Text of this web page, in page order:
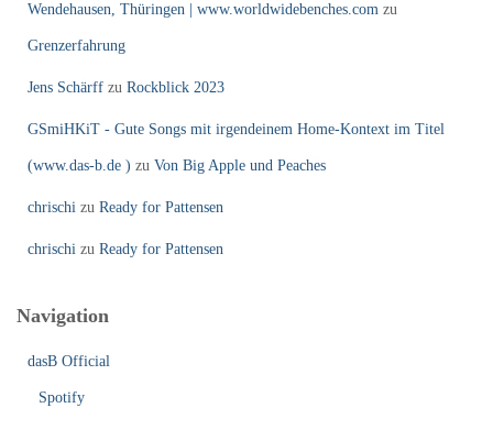
Wendehausen, Thüringen | www.worldwidebenches.com zu
Grenzerfahrung
Jens Schärff zu Rockblick 2023
GSmiHKiT - Gute Songs mit irgendeinem Home-Kontext im Titel
(www.das-b.de ) zu Von Big Apple und Peaches
chrischi zu Ready for Pattensen
chrischi zu Ready for Pattensen
Navigation
dasB Official
Spotify